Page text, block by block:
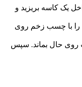
یک کاسه بریزید و
را با چسب زخم روی
به مدت ۵ تا ۶ ساعت روی حال بماند. سپس